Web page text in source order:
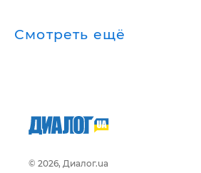
Смотреть ещё
© 2026, Диалог.ua